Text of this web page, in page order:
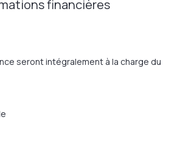
financières
seront intégralement à la charge du